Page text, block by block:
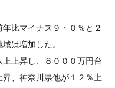
比マイナス９・０％と２
は増加した。
上昇し、８０００万円台
、神奈川県他が１２％上